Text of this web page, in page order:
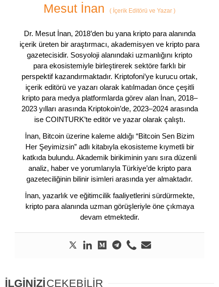
Mesut İnan ( İçerik Editörü ve Yazar )
Dr. Mesut İnan, 2018’den bu yana kripto para alanında
içerik üreten bir araştırmacı, akademisyen ve kripto para
gazetecisidir. Sosyoloji alanındaki uzmanlığını kripto
para ekosistemiyle birleştirerek sektöre farklı bir
perspektif kazandırmaktadır. Kriptofoni’ye kurucu ortak,
içerik editörü ve yazarı olarak katılmadan önce çeşitli
kripto para medya platformlarda görev alan İnan, 2018–
2023 yılları arasında Kriptokoin’de, 2023–2024 arasında
ise COINTURK’te editör ve yazar olarak çalıştı.
İnan, Bitcoin üzerine kaleme aldığı “Bitcoin Sen Bizim
Her Şeyimizsin” adlı kitabıyla ekosisteme kıymetli bir
katkıda bulundu. Akademik birikiminin yanı sıra düzenli
analiz, haber ve yorumlarıyla Türkiye’de kripto para
gazeteciliğinin bilinir isimleri arasında yer almaktadır.
İnan, yazarlık ve eğitimcilik faaliyetlerini sürdürmekte,
kripto para alanında uzman görüşleriyle öne çıkmaya
devam etmektedir.
İLGİNİZİÇEKEBİLİR